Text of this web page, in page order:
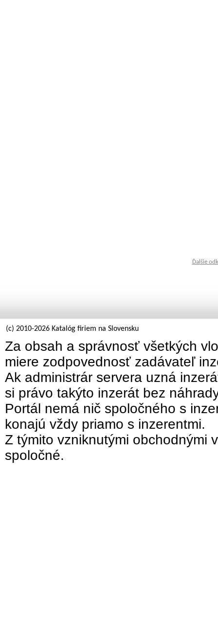
Ďalšie
(c) 2010-2026 Katalóg firiem na Slovensku
Za obsah a správnosť všetkých
miere zodpovednosť zadávateľ
Ak administrár servera uzná
si právo takýto inzerát bez
Portál nemá nič spoločného s
konajú vždy priamo s inzerentmi.
Z týmito vzniknutými obchodnými
spoločné.